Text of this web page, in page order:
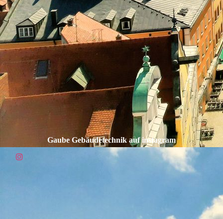
Gaube Gebäudetechnik auf instagram